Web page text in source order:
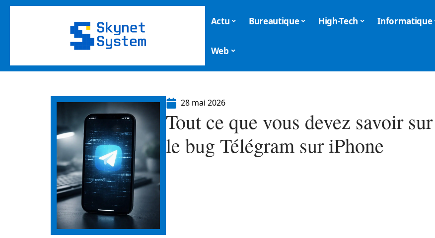
Actu Bureautique High-Tech Informatique
Web
28 mai 2026
Tout ce que vous devez savoir sur
le bug Télégram sur iPhone